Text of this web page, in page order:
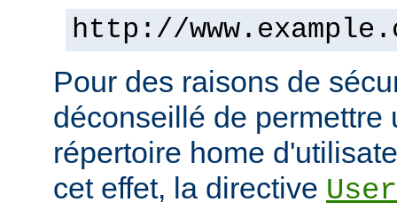
http://
Pour des raisons de
déconseillé de permettre
répertoire home
cet effet, la directive